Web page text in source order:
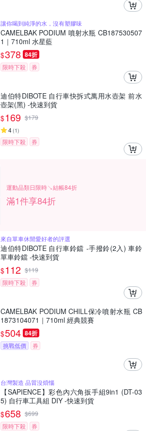
讓你喝到純淨的水，沒有塑膠味
CAMELBAK PODIUM 噴射水瓶 CB187530507
1｜710ml 水星藍
$378 84折
限時下殺 券
迪伯特DIBOTE 自行車快拆式萬用水壺架 前水
壺架(黑) -快速到貨
$169 $179
4(1)
限時下殺 券
運動品類日限時↘結帳84折
滿1件享84折
來自單車休閒愛好者的評選
迪伯特DIBOTE 自行車鈴鐺 -手撥鈴(2入) 車鈴
單車鈴鐺 -快速到貨
$112 $119
限時下殺
券
CAMELBAK PODIUM CHILL保冷噴射水瓶 CB
1873104071｜710ml 經典競賽
$504 84折
挑戰低價 券
台灣製造 品質沒煩惱
【SAPIENCE】彩色內六角扳手組9in1 (DT-03
5) 自行車工具組 DIY -快速到貨
$658 $699
限時下殺
券